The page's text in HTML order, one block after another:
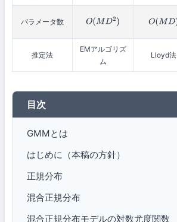
パラメータ数 O(MD 2) O(MD)
推定法
EMアルゴリズ
ム
Lloyd法
目次
GMMとは
はじめに（本稿の方針）
正規分布
混合正規分布
混合正規分布モデルの対数尤度関数